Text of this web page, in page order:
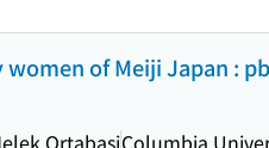
of Meiji Japan :
OrtabasiColumbia